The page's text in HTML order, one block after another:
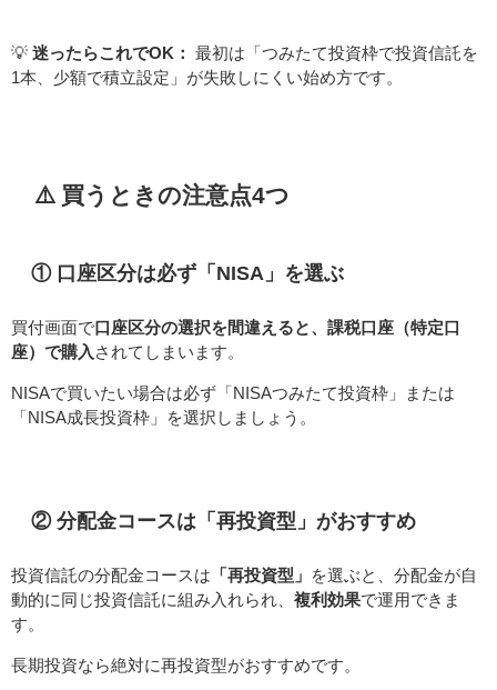
💡 迷ったらこれでOK：
最初は「つみたて投資枠で投資信託を
1本、少額で積立設定」が失敗しにくい始め方です。
⚠️ 買うときの注意点4つ
① 口座区分は必ず「NISA」を選ぶ
買付画面で 口座区分の選択を間違えると、課税口座（特定口
座）で購入 されてしまいます。
NISAで買いたい場合は必ず「NISAつみたて投資枠」または
「NISA成長投資枠」を選択しましょう。
② 分配金コースは「再投資型」がおすすめ
投資信託の分配金コースは 「再投資型」
を選ぶと、分配金が自
動的に同じ投資信託に組み入れられ、 複利効果で運用できま
す。
長期投資なら絶対に再投資型がおすすめです。